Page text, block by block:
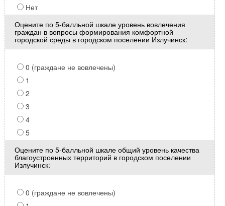
Нет
Оцените по 5-балльной шкале уровень вовлечения
граждан в вопросы формирования комфортной
городской среды в городском поселении Излучинск:
0 (граждане не вовлечены)
1
2
3
4
5
Оцените по 5-балльной шкале общий уровень качества
благоустроенных территорий в городском поселении
Излучинск:
0 (граждане не вовлечены)